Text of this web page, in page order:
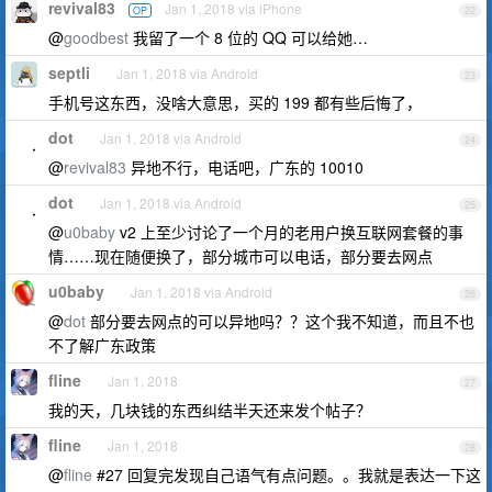
22
revival83 OP Jan 1, 2018 via iPhone
@goodbest 我留了一个 8 位的 QQ 可以给她…
23
septli Jan 1, 2018 via Android
手机号这东西，没啥大意思，买的 199 都有些后悔了，
24
dot Jan 1, 2018 via Android
@revival83 异地不行，电话吧，广东的 10010
25
dot Jan 1, 2018 via Android
@u0baby v2 上至少讨论了一个月的老用户换互联网套餐的事
情……现在随便换了，部分城市可以电话，部分要去网点
26
u0baby Jan 1, 2018 via Android
@dot 部分要去网点的可以异地吗？？这个我不知道，而且不也
不了解广东政策
27
fline Jan 1, 2018
我的天，几块钱的东西纠结半天还来发个帖子？
28
fline Jan 1, 2018
@fline #27 回复完发现自己语气有点问题。。我就是表达一下这